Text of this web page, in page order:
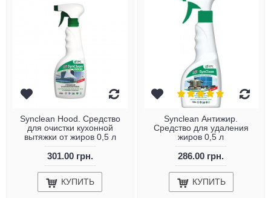
Synclean Hood. Средство
для очистки кухонной
вытяжки от жиров 0,5 л
301.00 грн.
КУПИТЬ
Synclean Антижир.
Средство для удаления
жиров 0,5 л
286.00 грн.
КУПИТЬ